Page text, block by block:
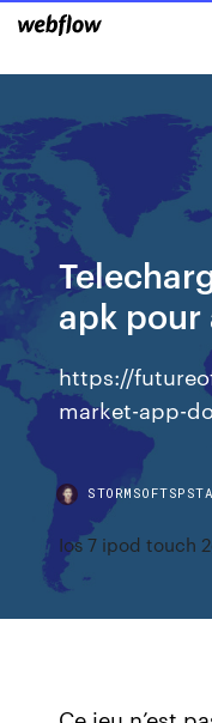
apk
https://
market-app-
Ios 7 ipod touch